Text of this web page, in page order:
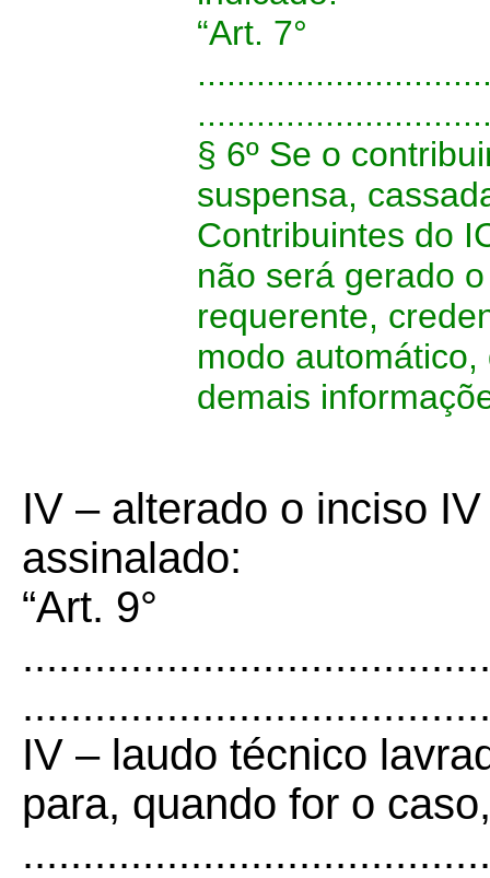
“Art. 7°
§ 6º Se o
suspensa,
Contribuintes do
não será gerado
requerente,
modo
demais
IV – alterado o inciso
assinalado:
“Art. 9°
IV – laudo técnico
para, quando for o